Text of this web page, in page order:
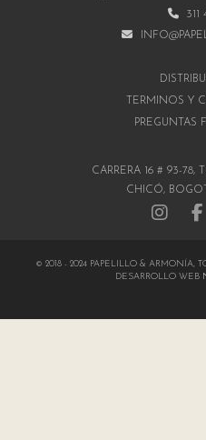
311
TÉRMINOS Y
PREGUNTAS
CARRERA 16 # 93-78,
CHICÓ,
© 2018 - 2024 PAPELILLO & ARMONÍA,
DESARROLLO WEB